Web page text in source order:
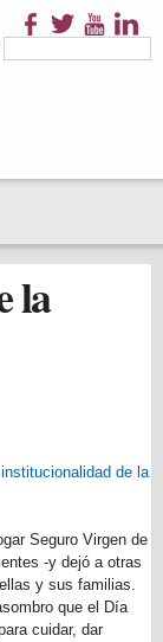
de
la
de la
Seguro Virgen de
-y dejó a otras
y sus familias.
que el Día
cuidar, dar